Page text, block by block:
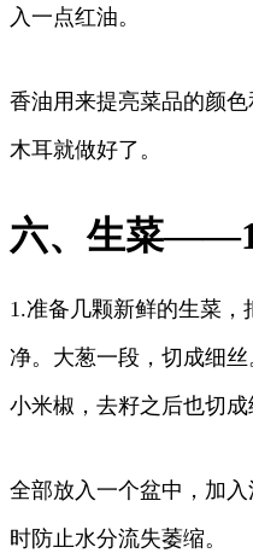
入一点红油。
香油用来提亮菜品的颜
木耳就做好了。
六、生菜
1.准备几颗新鲜的生菜
净。大葱一段，切成细
小米椒，去籽之后也切成
全部放入一个盆中，加
时防止水分流失萎缩。